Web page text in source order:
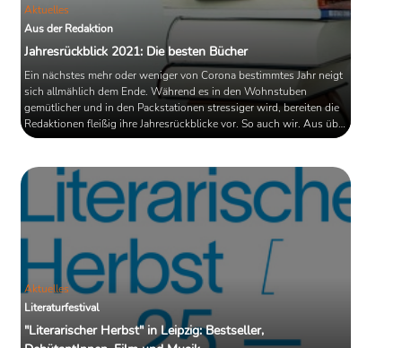
Aktuelles
Aus der Redaktion
Jahresrückblick 2021: Die besten Bücher
Ein nächstes mehr oder weniger von Corona bestimmtes Jahr neigt
sich allmählich dem Ende. Während es in den Wohnstuben
gemütlicher und in den Packstationen stressiger wird, bereiten die
Redaktionen fleißig ihre Jahresrückblicke vor. So auch wir. Aus über
sechzig Büchern, die wir in diesem Jahr besprachen, haben wir
empfehlen wollen. Viel Spaß!
Aktuelles
Literaturfestival
"Literarischer Herbst" in Leipzig: Bestseller,